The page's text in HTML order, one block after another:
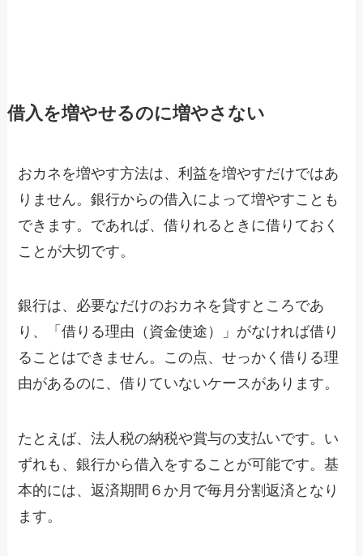
借入を増やせるのに増やさない
おカネを増やす方法は、利益を増やすだけではあ
りません。銀行からの借入によって増やすことも
できます。であれば、借りれるときに借りておく
ことが大切です。
銀行は、必要なだけのおカネを貸すところであ
り、「借りる理由（資金使途）」がなければ借り
ることはできません。この点、せっかく借りる理
由があるのに、借りていないケースがあります。
たとえば、法人税の納税や賞与の支払いです。い
ずれも、銀行から借入をすることが可能です。基
本的には、返済期間６か月で毎月分割返済となり
ます。